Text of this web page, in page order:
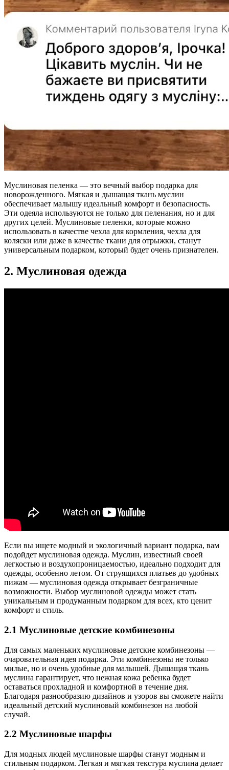
Муслиновая пеленка — это вечный выбор подарка для
новорожденного. Мягкая и дышащая ткань муслин
обеспечивает малышу идеальный комфорт и безопасность.
Эти одеяла используются не только для пеленания, но и для
других целей. Муслиновые пеленки, которые можно
использовать в качестве чехла для кормления, чехла для
коляски или даже в качестве ткани для отрыжки, станут
универсальным подарком, который будет очень признателен.
2. Муслиновая одежда
Если вы ищете модный и экологичный вариант подарка, вам
подойдет муслиновая одежда. Муслин, известный своей
легкостью и воздухопроницаемостью, идеально подходит для
одежды, особенно летом. От струящихся платьев до удобных
пижам — муслиновая одежда открывает безграничные
возможности. Выбор муслиновой одежды может стать
уникальным и продуманным подарком для всех, кто ценит
комфорт и стиль.
2.1 Муслиновые детские комбинезоны
Для самых маленьких муслиновые детские комбинезоны —
очаровательная идея подарка. Эти комбинезоны не только
милые, но и очень удобные для малышей. Дышащая ткань
муслина гарантирует, что нежная кожа ребенка будет
оставаться прохладной и комфортной в течение дня.
Благодаря разнообразию дизайнов и узоров вы сможете найти
идеальный детский муслиновый комбинезон на любой
случай.
2.2 Муслиновые шарфы
Для модных людей муслиновые шарфы станут модным и
стильным подарком. Легкая и мягкая текстура муслина делает